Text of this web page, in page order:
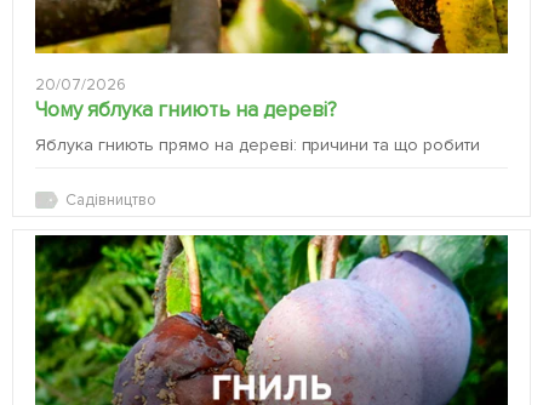
20/07/2026
Чому яблука гниють на дереві?
Яблука гниють прямо на дереві: причини та що робити
Садівництво